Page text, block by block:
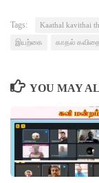
Tags: Kaathal kavithai
இயற்கை காதல்
YOU MAY